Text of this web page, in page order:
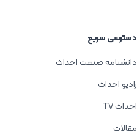
دسترسی سریع
دانشنامه صنعت احداث
رادیو احداث
احداث TV
مقالات